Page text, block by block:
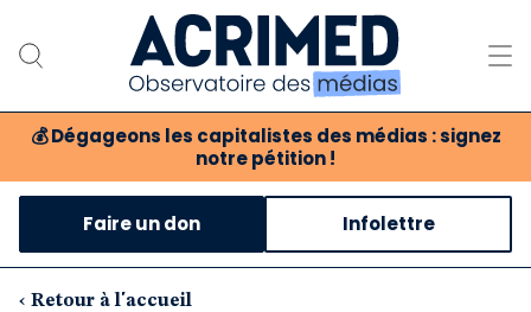
💰 Dégageons les capitalistes des médias : signez
notre pétition !
Notre association
Notre critique des médias
Nos propositions
Faire un don Infolettre
‹ Retour à l'accueil